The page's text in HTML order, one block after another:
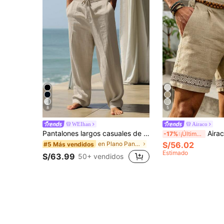
8
WEIhan
Pantalones largos casuales de lino para hombre, primavera/verano, delgados y transpirables, estilo hip-hop, lounge y deportivos, de pierna recta, color liso, estilo hawaiano para playa y vacaciones, Vacationcore
#5 Más vendidos en Plano Pantalones deportivos para hombre
S/63.99 50+ vendidos
5
Airaco
-17% ¡Últimos 2 días Airaco Pantalones
S/56.02
Estimado